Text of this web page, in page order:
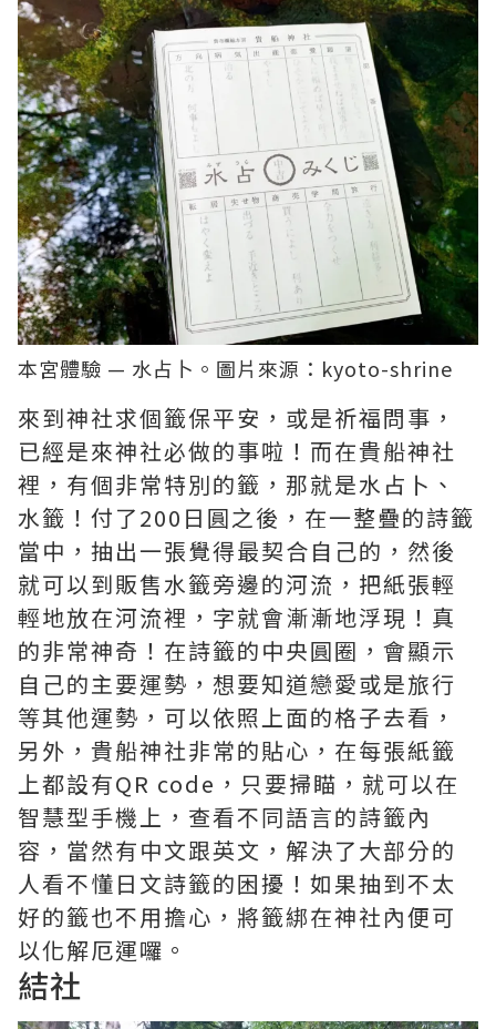
本宮體驗 — 水占卜。圖片來源： kyoto-shrine
來到神社求個籤保平安，或是祈福問事，
已經是來神社必做的事啦！而在貴船神社
裡，有個非常特別的籤，那就是水占卜、
水籤！付了200日圓之後，在一整疊的詩籤
當中，抽出一張覺得最契合自己的，然後
就可以到販售水籤旁邊的河流，把紙張輕
輕地放在河流裡，字就會漸漸地浮現！真
的非常神奇！在詩籤的中央圓圈，會顯示
自己的主要運勢，想要知道戀愛或是旅行
等其他運勢，可以依照上面的格子去看，
另外，貴船神社非常的貼心，在每張紙籤
上都設有QR code，只要掃瞄，就可以在
智慧型手機上，查看不同語言的詩籤內
容，當然有中文跟英文，解決了大部分的
人看不懂日文詩籤的困擾！如果抽到不太
好的籤也不用擔心，將籤綁在神社內便可
以化解厄運囉。
結社